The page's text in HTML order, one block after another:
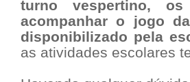
turno vespertino,
acompanhar o jogo
disponibilizado pela
as atividades escolares